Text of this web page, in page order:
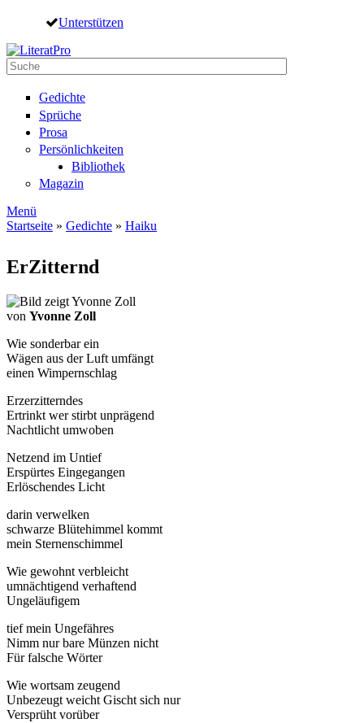
Direkt zum Inhalt
Unterstützen
Suche
Gedichte
Sprüche
Prosa
Persönlichkeiten
Bibliothek
Magazin
Menü
Startseite » Gedichte » Haiku
ErZitternd
von Yvonne Zoll
Wie sonderbar ein
Wägen aus der Luft umfängt
einen Wimpernschlag
Erzerzitterndes
Ertrinkt wer stirbt unprägend
Nachtlicht umwoben
Netzend im Untief
Erspürtes Eingegangen
Erlöschendes Licht
darin verwelken
schwarze Blütehimmel kommt
mein Sternenschimmel
Wie gewohnt verbleicht
umnächtigend verhaftend
Ungeläufigem
tief mein Ungefähres
Nimm nur bare Münzen nicht
Für falsche Wörter
Wie wortsam zeugend
Unbezeugt weicht Gischt sich nur
Versprüht vorüber